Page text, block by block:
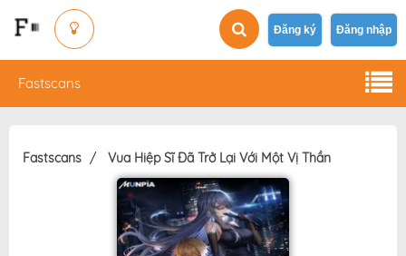
Đăng ký Đăng nhập
Fastscans
Fastscans Vua Hiệp Sĩ Đã Trở Lại Với Một Vị Thần